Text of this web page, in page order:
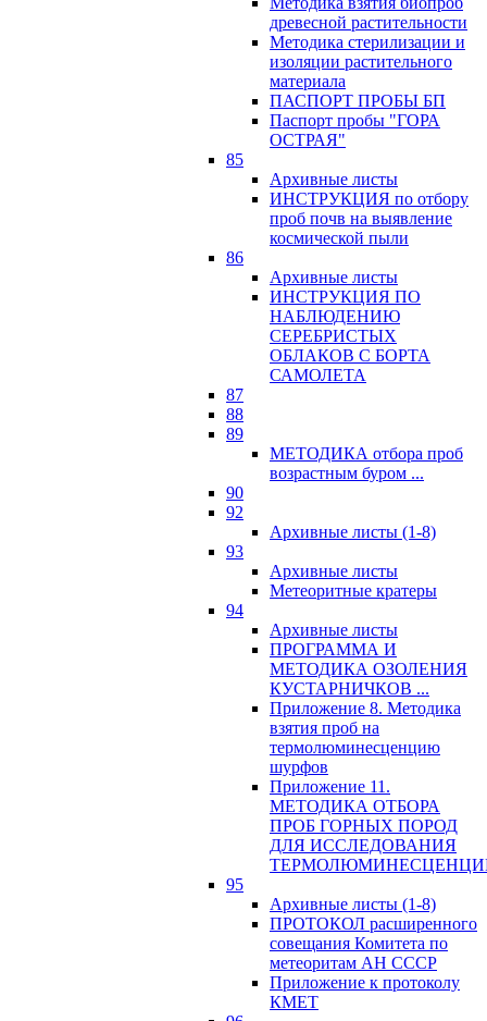
древесной растительности
Методика стерилизации и
изоляции растительного
материала
ПАСПОРТ ПРОБЫ БП
Паспорт пробы "ГОРА
ОСТРАЯ"
85
Архивные листы
ИНСТРУКЦИЯ по отбору
проб почв на выявление
космической пыли
86
Архивные листы
ИНСТРУКЦИЯ ПО
НАБЛЮДЕНИЮ
СЕРЕБРИСТЫХ
ОБЛАКОВ С БОРТА
САМОЛЕТА
87
88
89
МЕТОДИКА отбора проб
возрастным буром ...
90
92
Архивные листы (1-8)
93
Архивные листы
Метеоритные кратеры
94
Архивные листы
ПРОГРАММА И
МЕТОДИКА ОЗОЛЕНИЯ
КУСТАРНИЧКОВ ...
Приложение 8. Методика
взятия проб на
термолюминесценцию
шурфов
Приложение 11.
МЕТОДИКА ОТБОРА
ПРОБ ГОРНЫХ ПОРОД
ДЛЯ ИССЛЕДОВАНИЯ
95
Архивные листы (1-8)
ПРОТОКОЛ расширенного
совещания Комитета по
метеоритам АН СССР
Приложение к протоколу
КМЕТ